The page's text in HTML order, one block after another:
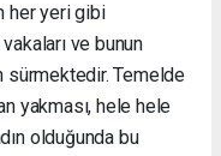
her yeri gibi
ve bunun
sürmektedir. Temelde
yakması, hele hele
olduğunda bu